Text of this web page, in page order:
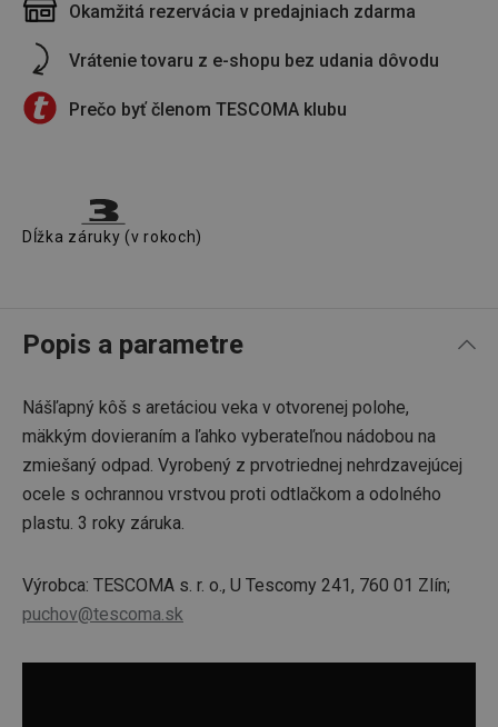
Okamžitá rezervácia v predajniach zdarma
Vrátenie tovaru z e-shopu bez udania dôvodu
Prečo byť členom TESCOMA klubu
Dĺžka záruky (v rokoch)
Popis a parametre
Nášľapný kôš s aretáciou veka v otvorenej polohe,
mäkkým dovieraním a ľahko vyberateľnou nádobou na
zmiešaný odpad. Vyrobený z prvotriednej nehrdzavejúcej
ocele s ochrannou vrstvou proti odtlačkom a odolného
plastu. 3 roky záruka.
Výrobca: TESCOMA s. r. o., U Tescomy 241, 760 01 Zlín;
puchov@tescoma.sk